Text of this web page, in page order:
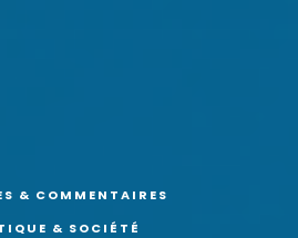
& COMMENTAIRES
& SOCIÉTÉ